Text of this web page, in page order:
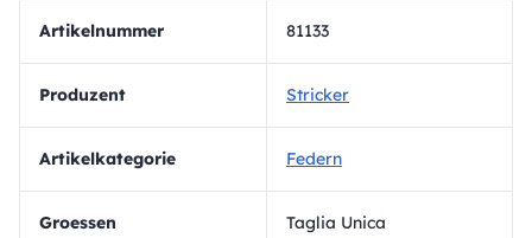
Artikelnummer 81133
Produzent Stricker
Artikelkategorie Federn
Groessen Taglia Unica